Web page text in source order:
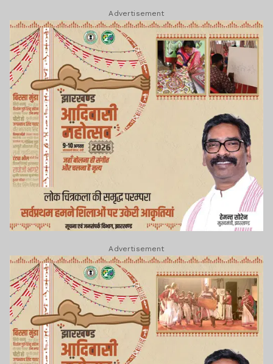
Advertisement
Advertisement